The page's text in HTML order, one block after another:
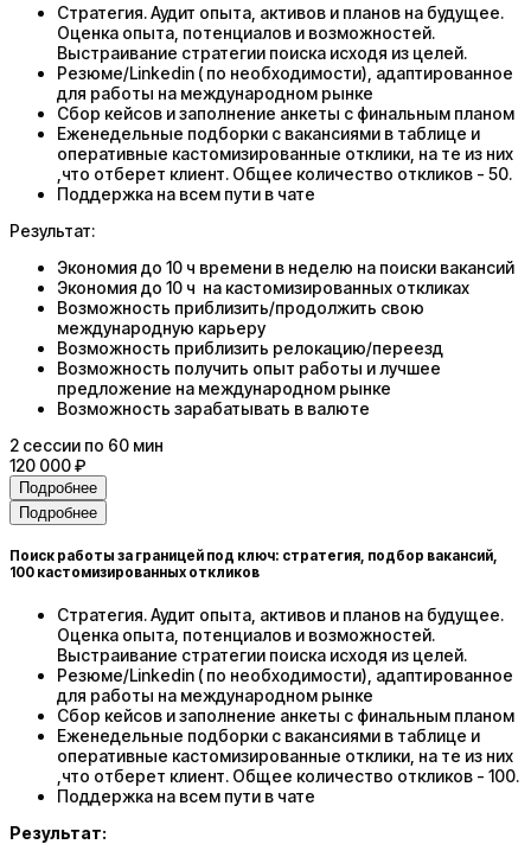
Стратегия. Аудит опыта, активов и планов на будущее.
Оценка опыта, потенциалов и возможностей.
Выстраивание стратегии поиска исходя из целей.
Резюме/Linkedin ( по необходимости), адаптированное
для работы на международном рынке
Сбор кейсов и заполнение анкеты с финальным планом
Еженедельные подборки с вакансиями в таблице и
оперативные кастомизированные отклики, на те из них
,что отберет клиент. Общее количество откликов - 50.
Поддержка на всем пути в чате
Результат:
Экономия до 10 ч времени в неделю на поиски вакансий
Экономия до 10 ч на кастомизированных откликах
Возможность приблизить/продолжить свою
международную карьеру
Возможность приблизить релокацию/переезд
Возможность получить опыт работы и лучшее
предложение на международном рынке
Возможность зарабатывать в валюте
2 сессии по 60 мин
120 000 ₽
Подробнее
Подробнее
Поиск работы за границей под ключ: стратегия, подбор вакансий,
100 кастомизированных откликов
Стратегия. Аудит опыта, активов и планов на будущее.
Оценка опыта, потенциалов и возможностей.
Выстраивание стратегии поиска исходя из целей.
Резюме/Linkedin ( по необходимости), адаптированное
для работы на международном рынке
Сбор кейсов и заполнение анкеты с финальным планом
Еженедельные подборки с вакансиями в таблице и
оперативные кастомизированные отклики, на те из них
,что отберет клиент. Общее количество откликов - 100.
Поддержка на всем пути в чате
Результат: